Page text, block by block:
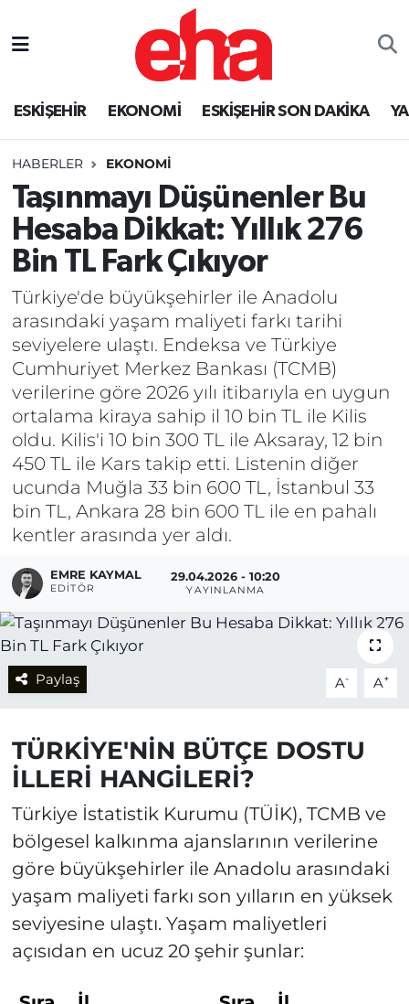
ESKİŞEHİR EKONOMİ ESKİŞEHİR SON DAKİKA
HABERLER EKONOMİ
Taşınmayı Düşünenler Bu
Hesaba Dikkat: Yıllık 276
Bin TL Fark Çıkıyor
Türkiye'de büyükşehirler ile Anadolu
arasındaki yaşam maliyeti farkı tarihi
seviyelere ulaştı. Endeksa ve Türkiye
Cumhuriyet Merkez Bankası (TCMB)
verilerine göre 2026 yılı itibarıyla en uygun
ortalama kiraya sahip il 10 bin TL ile Kilis
oldu. Kilis'i 10 bin 300 TL ile Aksaray, 12 bin
450 TL ile Kars takip etti. Listenin diğer
ucunda Muğla 33 bin 600 TL, İstanbul 33
bin TL, Ankara 28 bin 600 TL ile en pahalı
kentler arasında yer aldı.
EMRE KAYMAL
EDITÖR
29.04.2026 - 10:20
YAYINLANMA
Paylaş A- A+
TÜRKİYE'NİN BÜTÇE DOSTU
İLLERİ HANGİLERİ?
Türkiye İstatistik Kurumu (TÜİK), TCMB ve
bölgesel kalkınma ajanslarının verilerine
göre büyükşehirler ile Anadolu arasındaki
yaşam maliyeti farkı son yılların en yüksek
seviyesine ulaştı. Yaşam maliyetleri
açısıdan en ucuz 20 şehir şunlar: